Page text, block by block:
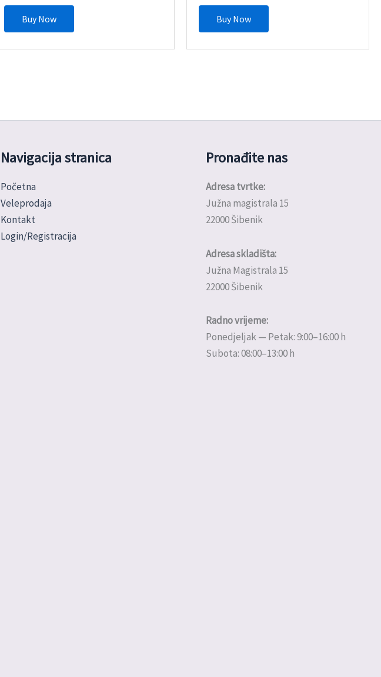
Buy Now Buy Now
Navigacija stranica
Početna
Veleprodaja
Kontakt
Login/Registracija
Pronađite nas
Adresa tvrtke:
Južna magistrala 15
22000 Šibenik
Adresa skladišta:
Južna Magistrala 15
22000 Šibenik
Radno vrijeme:
Ponedjeljak — Petak: 9:00–16:00 h
Subota: 08:00–13:00 h